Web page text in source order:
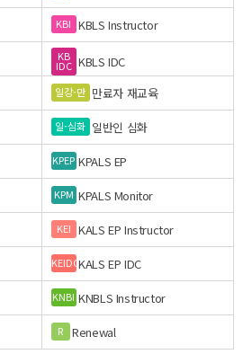
KBI KBLS Instructor
KB
IDC KBLS IDC
일강-만 만료자 재교육
일-심화 일반인 심화
KPEP KPALS EP
KPM KPALS Monitor
KEI KALS EP Instructor
KEIDCKALS EP IDC
KNBI KNBLS Instructor
R Renewal